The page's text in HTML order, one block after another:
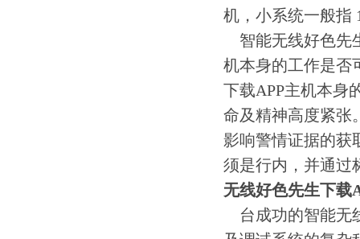
机，小系统一般指
智能无线好色先
机本身的工作是否
下载APP主机本身
命及精神高度紧张
影响警情证据的获
须是行内，并通过
无线好色先生下载
台成功的智能无